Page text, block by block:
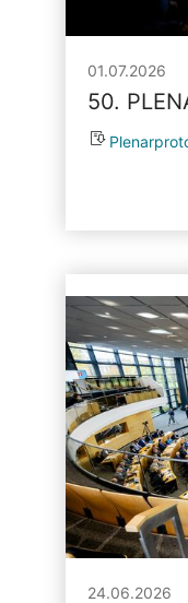
01.07.2026
50.
24.06.2026